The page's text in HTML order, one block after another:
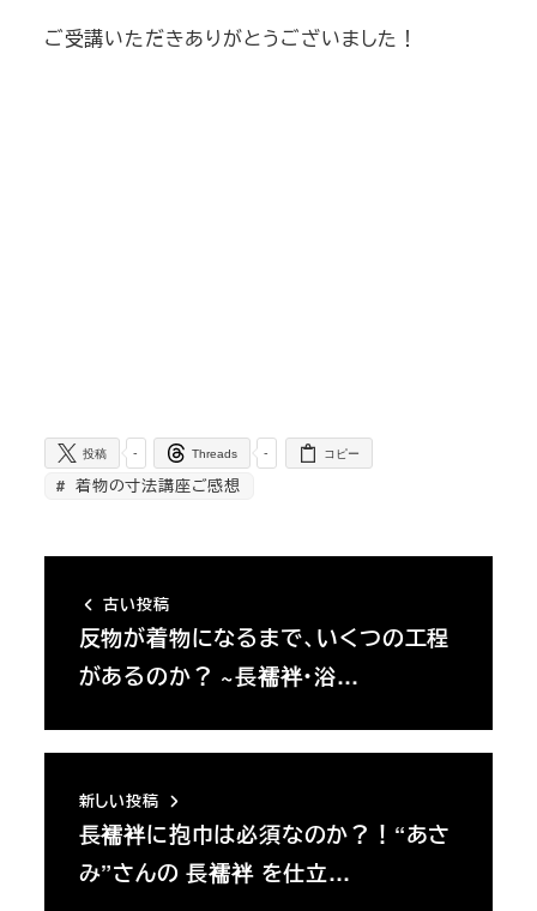
ご受講いただきありがとうございました！
-
投稿 -
Threads コピー
着物の寸法講座ご感想
古い投稿
反物が着物になるまで、いくつの工程
があるのか？ ~長襦袢・浴…
新しい投稿
長襦袢に抱巾は必須なのか？！“あさ
み”さんの 長襦袢 を仕立…